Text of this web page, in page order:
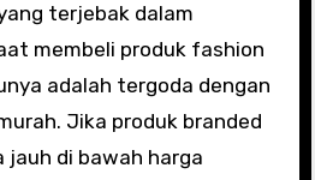
terjebak dalam
membeli produk fashion
adalah tergoda dengan
Jika produk branded
jauh di bawah harga